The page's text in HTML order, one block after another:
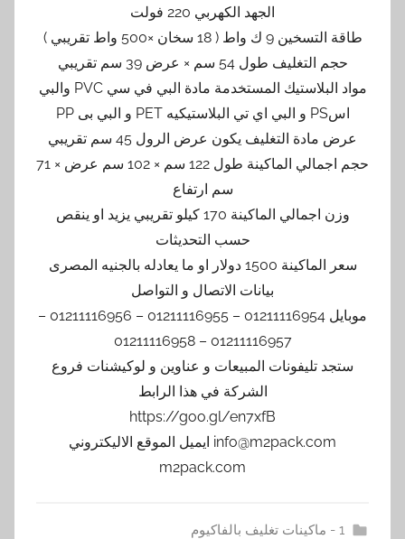
الجهد الكهربي 220 فولت
طاقة التسخين 9 ك واط ( 18 سخان ×500 واط تقريبي )
حجم التغليف طول 54 سم × عرض 39 سم تقريبي
مواد البلاستيك المستخدمة مادة البي في سي PVC والبي
اسPS و البي اي تي البلاستيكيه PET و البي بى PP
عرض مادة التغليف يكون عرض الرول 45 سم تقريبي
حجم اجمالي الماكينة طول 122 سم × 102 سم عرض × 71
سم ارتفاع
وزن اجمالي الماكينة 170 كيلو تقريبي يزيد او ينقص
حسب التحديثات
سعر الماكينة 1500 دولار او ما يعادله بالجنيه المصرى
بيانات الاتصال و التواصل
موبايل 01211116954 – 01211116955 – 01211116956 –
01211116957 – 01211116958
ستجد تليفونات المبيعات و عناوين و لوكيشنات فروع
الشركة في هذا الرابط
https://goo.gl/en7xfB
info@m2pack.com ايميل الموقع الاليكتروني
m2pack.com
1 - ماكينات تغليف بالفاكيوم